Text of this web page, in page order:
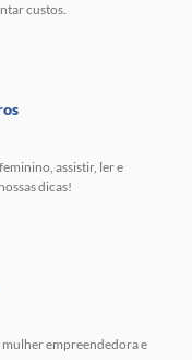
custos.
assistir, ler e
dicas!
empreendedora e